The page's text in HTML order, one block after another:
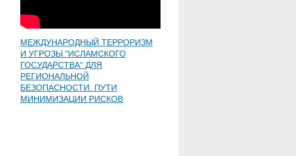
МЕЖДУНАРОДНЫЙ ТЕРРОРИЗМ
И УГРОЗЫ "ИСЛАМСКОГО
ГОСУДАРСТВА" ДЛЯ
РЕГИОНАЛЬНОЙ
БЕЗОПАСНОСТИ. ПУТИ
МИНИМИЗАЦИИ РИСКОВ